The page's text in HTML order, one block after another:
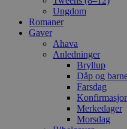
Ungdom
Romaner
Gaver
Ahava
Anledninger
Bryllup
Dåp og
Farsdag
Merkedager
Morsdag